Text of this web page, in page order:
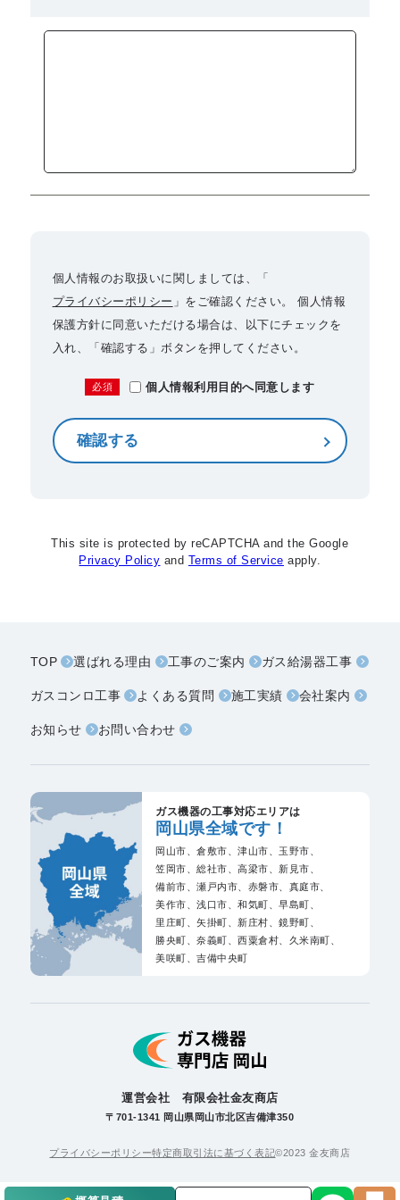
個人情報のお取扱いに関しましては、「
プライバシーポリシー 」をご確認ください。 個人情報
保護方針に同意いただける場合は、以下にチェックを
入れ、「確認する」ボタンを押してください。
必須 個人情報利用目的へ同意します
This site is protected by reCAPTCHA and the Google
Privacy Policy and Terms of Service apply.
TOP 選ばれる理由 工事のご案内 ガス給湯器工事
ガスコンロ工事 よくある質問 施工実績 会社案内
お知らせ お問い合わせ
ガス機器の工事対応エリアは
岡山県全域です！
岡山市、倉敷市、津山市、 玉野市、
笠岡市、総社市、高梁市、 新見市、
備前市、瀬戸内市、 赤磐市、 真庭市、
美作市、浅口市、和気町、早島町、
里庄町、矢掛町、 新庄村、鏡野町、
勝央町、奈義町、西粟倉村、 久米南町、
美咲町、吉備中央町
運営会社 有限会社金友商店
〒701-1341 岡山県岡山市北区吉備津350
プライバシーポリシー特定商取引法に基づく表記©2023 金友商店